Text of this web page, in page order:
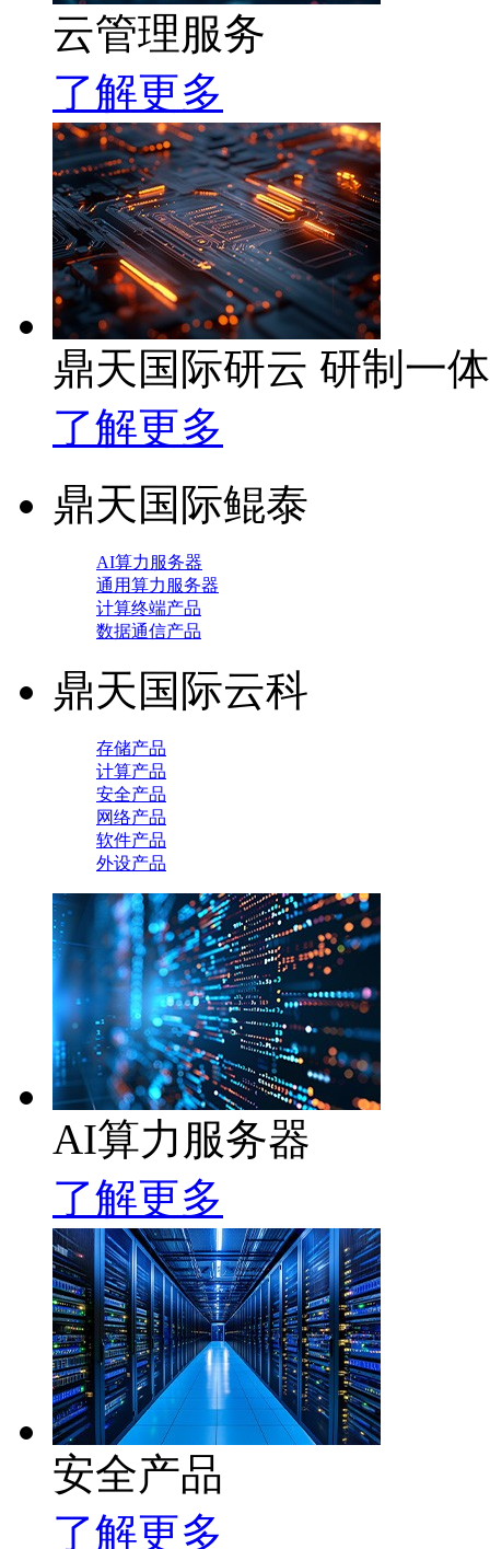
云管理服务
了解更多
鼎天国际研云 研制一
了解更多
鼎天国际鲲泰
AI算力服务器
通用算力服务器
计算终端产品
数据通信产品
鼎天国际云科
存储产品
计算产品
安全产品
网络产品
软件产品
外设产品
AI算力服务器
了解更多
安全产品
了解更多